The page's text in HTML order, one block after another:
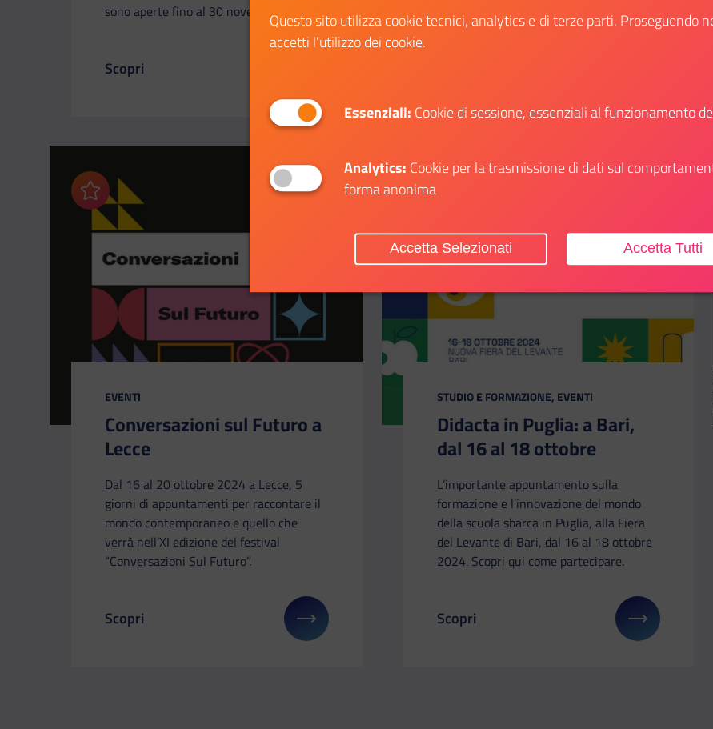
sono aperte fino al 30 novembre 2024.
Il link ti porterà ad avere maggiori dettagli su: Premio “Città Italiana dei Giovani” 2025
Scopri
online. Scoprila in questo articolo.
Il link ti porterà ad avere maggiori dettagli
Aggiungi ai preferiti
CATEGORIA:
EVENTI
Conversazioni sul Futuro a
Lecce
Dal 16 al 20 ottobre 2024 a Lecce, 5
giorni di appuntamenti per raccontare il
mondo contemporaneo e quello che
verrà nell’XI edizione del festival
“Conversazioni Sul Futuro”.
Il link ti porterà ad avere maggiori dettagli su: Conversazioni sul Futuro a Lecce
Scopri
Aggiungi ai preferiti
CATEGORIA:
STUDIO E FORMAZIONE, EVENTI
Didacta in Puglia: a Bari,
dal 16 al 18 ottobre
L’importante appuntamento sulla
formazione e l’innovazione del mondo
della scuola sbarca in Puglia, alla Fiera
del Levante di Bari, dal 16 al 18 ottobre
2024. Scopri qui come partecipare.
Il link ti porterà ad avere maggiori dettagli
Scopri
Questo sito utilizza cookie tecnici, analytics e di terze parti. Proseguendo
accetti l’utilizzo dei cookie.
Essenziali: Cookie di sessione, essenziali al funzionamento
Analytics: Cookie per la trasmissione di dati sul
forma anonima
Accetta Tutti
Accetta Selezionati